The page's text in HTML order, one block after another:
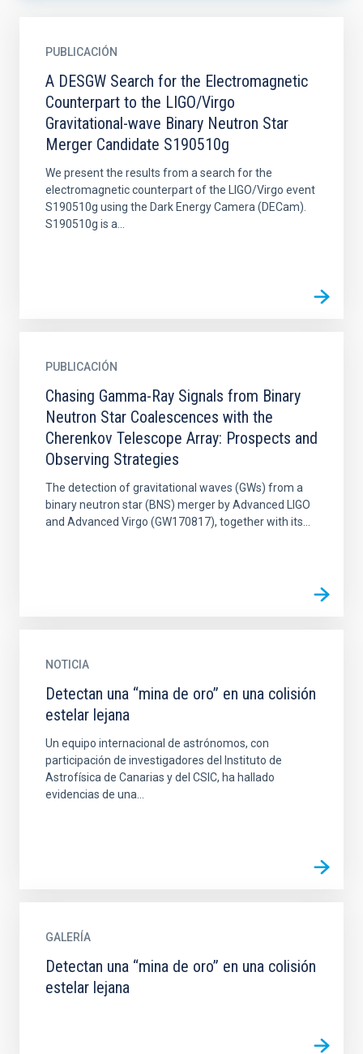
PUBLICACIÓN
A DESGW Search for the Electromagnetic
Counterpart to the LIGO/Virgo
Gravitational-wave Binary Neutron Star
Merger Candidate S190510g
We present the results from a search for the
electromagnetic counterpart of the LIGO/Virgo event
S190510g using the Dark Energy Camera (DECam).
S190510g is a...
PUBLICACIÓN
Chasing Gamma-Ray Signals from Binary
Neutron Star Coalescences with the
Cherenkov Telescope Array: Prospects and
Observing Strategies
The detection of gravitational waves (GWs) from a
binary neutron star (BNS) merger by Advanced LIGO
and Advanced Virgo (GW170817), together with its...
NOTICIA
Detectan una “mina de oro” en una colisión
estelar lejana
Un equipo internacional de astrónomos, con
participación de investigadores del Instituto de
Astrofísica de Canarias y del CSIC, ha hallado
evidencias de una...
GALERÍA
Detectan una “mina de oro” en una colisión
estelar lejana